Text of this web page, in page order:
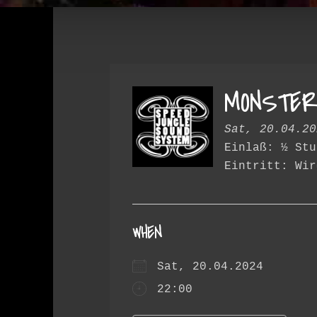
Sat,
Einlaß: ½
Eintritt: Wird
WHEN
Sat, 20.04.2024
22:00